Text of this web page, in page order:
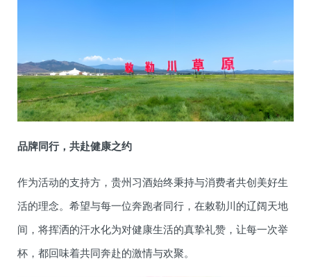
品牌同行，共赴健康之约
作为活动的支持方，贵州习酒始终秉持与消费者共创美好生
活的理念。希望与每一位奔跑者同行，在敕勒川的辽阔天地
间，将挥洒的汗水化为对健康生活的真挚礼赞，让每一次举
杯，都回味着共同奔赴的激情与欢聚。